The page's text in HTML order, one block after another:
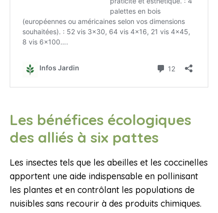
Les bénéfices écologiques
des alliés à six pattes
Les insectes tels que les abeilles et les coccinelles
apportent une aide indispensable en pollinisant
les plantes et en contrôlant les populations de
nuisibles sans recourir à des produits chimiques.